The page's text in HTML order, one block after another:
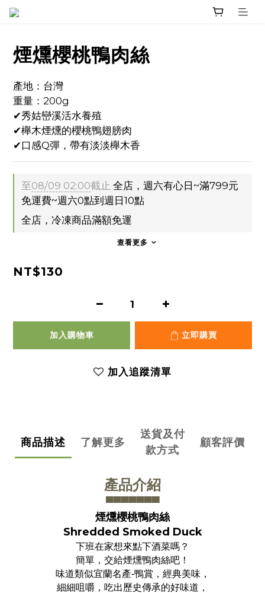
煙燻櫻桃鴨肉絲
產地：台灣
重量：200g
✔秀姑巒溪活水養殖
✔櫸木煙燻的櫻桃鴨翅膀肉
✔口感Q彈，帶有淡淡櫸木香
至08/09 02:00截止 全店，週六有心日~滿799元
免運費~週六0點到週日10點
全店，冷凍商品滿額免運
查看更多
NT$130
加入購物車 立即購買
加入追蹤清單
商品描述 了解更多
送貨及付
款方式
顧客評價
產品介紹
▀▀▀▀▀▀▀
煙燻櫻桃鴨肉絲
Shredded Smoked Duck
下班在家想來點下酒菜嗎？
簡單，交給煙燻鴨肉絲吧！
味道類似宜蘭名產-鴨賞，經典美味，
細細咀嚼，吃出歷史傳承的好味道，